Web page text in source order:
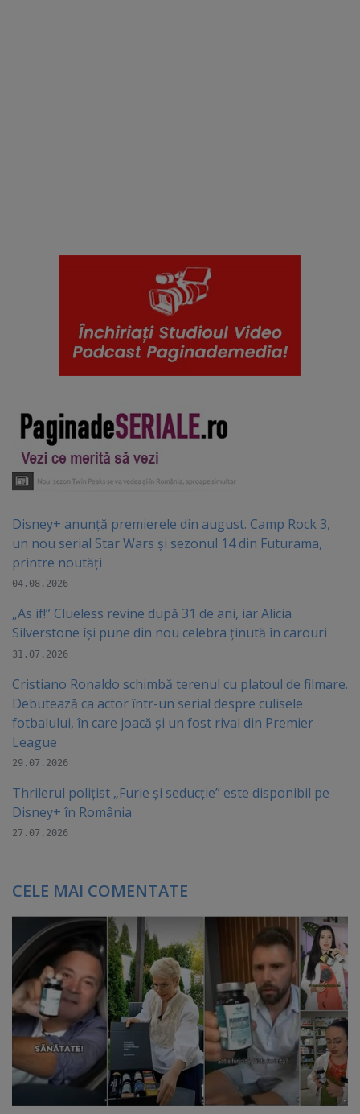
Disney+ anunță premierele din august. Camp Rock 3,
un nou serial Star Wars și sezonul 14 din Futurama,
printre noutăți
04.08.2026
„As if!” Clueless revine după 31 de ani, iar Alicia
Silverstone își pune din nou celebra ținută în carouri
31.07.2026
Cristiano Ronaldo schimbă terenul cu platoul de filmare.
Debutează ca actor într-un serial despre culisele
fotbalului, în care joacă şi un fost rival din Premier
League
29.07.2026
Thrilerul polițist „Furie și seducție” este disponibil pe
Disney+ în România
27.07.2026
CELE MAI COMENTATE